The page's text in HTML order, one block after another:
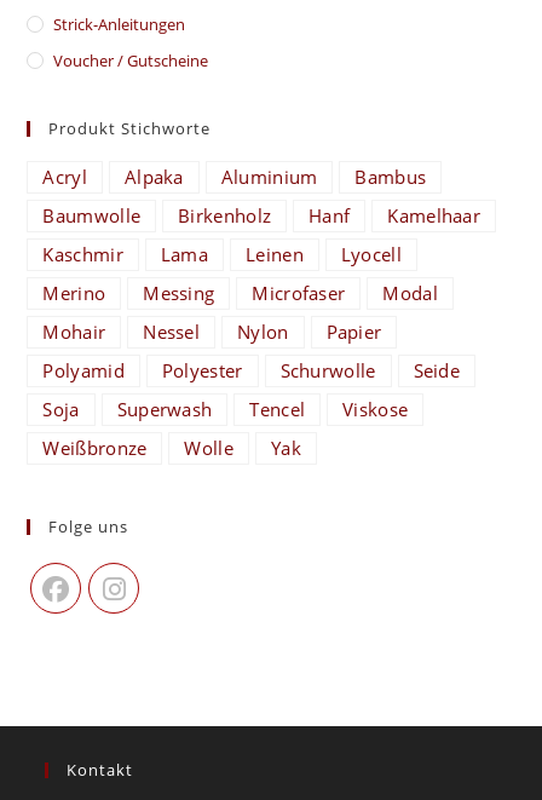
Strick-Anleitungen
Voucher / Gutscheine
Produkt Stichworte
Acryl Alpaka Aluminium
Bambus
Baumwolle
Birkenholz Hanf
Kamelhaar
Kaschmir
Lama Leinen
Lyocell
Merino
Messing Microfaser
Modal
Mohair
Nessel Nylon
Papier
Polyamid
Polyester Schurwolle
Seide
Soja
Superwash Tencel
Viskose
Weißbronze
Wolle Yak
Folge uns
Kontakt